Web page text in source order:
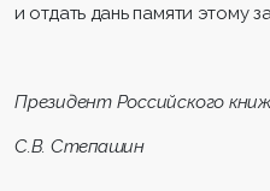
и отдать дань памяти этому
Президент Российского
С.В. Степашин